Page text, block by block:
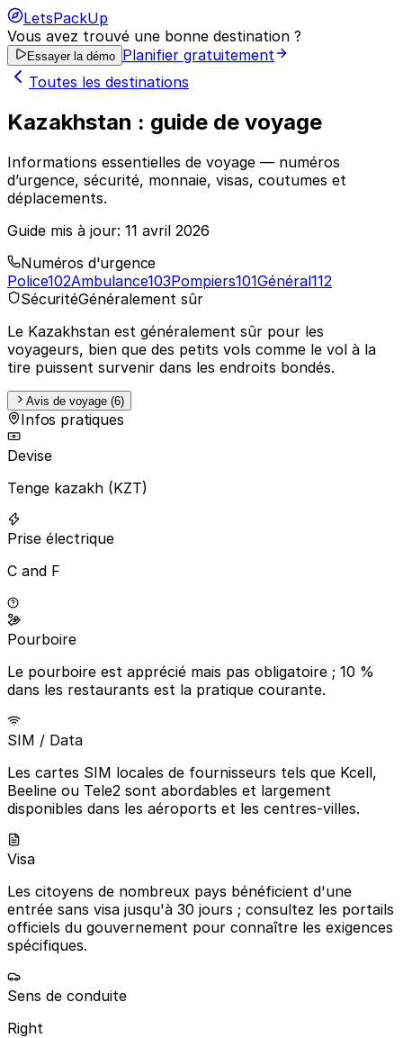
LetsPackUp
Vous avez trouvé une bonne destination ?
Essayer la démo Planifier gratuitement
Toutes les destinations
Kazakhstan : guide de voyage
Informations essentielles de voyage — numéros
d’urgence, sécurité, monnaie, visas, coutumes et
déplacements.
Guide mis à jour: 11 avril 2026
Numéros d'urgence
Police102Ambulance103Pompiers101Général112
SécuritéGénéralement sûr
Le Kazakhstan est généralement sûr pour les
voyageurs, bien que des petits vols comme le vol à la
tire puissent survenir dans les endroits bondés.
Avis de voyage (6)
Infos pratiques
Devise
Tenge kazakh (KZT)
Prise électrique
C and F
Pourboire
Le pourboire est apprécié mais pas obligatoire ; 10 %
dans les restaurants est la pratique courante.
SIM / Data
Les cartes SIM locales de fournisseurs tels que Kcell,
Beeline ou Tele2 sont abordables et largement
disponibles dans les aéroports et les centres-villes.
Visa
Les citoyens de nombreux pays bénéficient d'une
entrée sans visa jusqu'à 30 jours ; consultez les portails
officiels du gouvernement pour connaître les exigences
spécifiques.
Sens de conduite
Right